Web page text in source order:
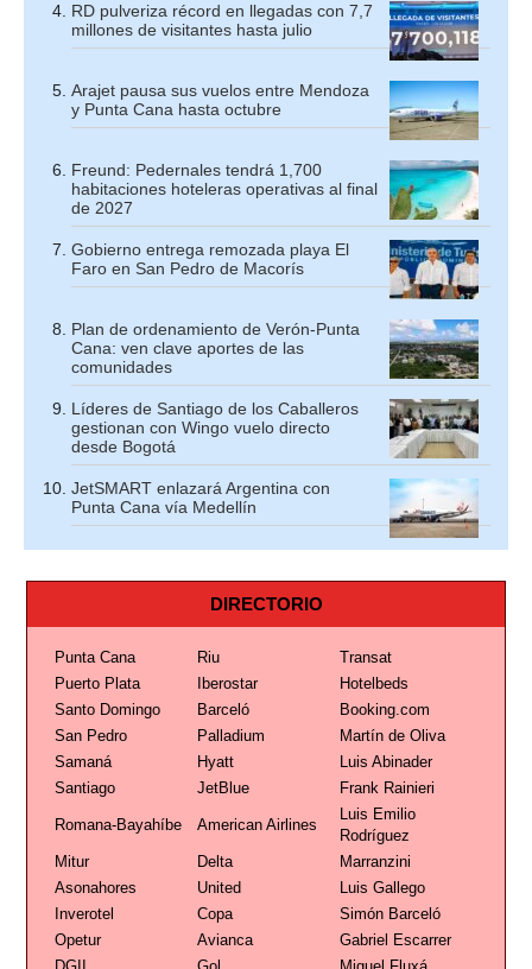
RD pulveriza récord en llegadas con 7,7
millones de visitantes hasta julio
Arajet pausa sus vuelos entre Mendoza
y Punta Cana hasta octubre
Freund: Pedernales tendrá 1,700
habitaciones hoteleras operativas al final
de 2027
Gobierno entrega remozada playa El
Faro en San Pedro de Macorís
Plan de ordenamiento de Verón-Punta
Cana: ven clave aportes de las
comunidades
Líderes de Santiago de los Caballeros
gestionan con Wingo vuelo directo
desde Bogotá
JetSMART enlazará Argentina con
Punta Cana vía Medellín
DIRECTORIO
Punta Cana Riu
Transat
Puerto Plata
Iberostar
Hotelbeds
Santo Domingo
Barceló
Booking.com
San Pedro
Palladium
Martín de Oliva
Samaná
Hyatt
Luis Abinader
Santiago
JetBlue Frank Rainieri
Romana-Bayahíbe American Airlines
Luis Emilio
Rodríguez
Mitur
Delta
Marranzini
Asonahores
United
Luis Gallego
Inverotel
Copa
Simón Barceló
Opetur
Avianca
Gabriel Escarrer